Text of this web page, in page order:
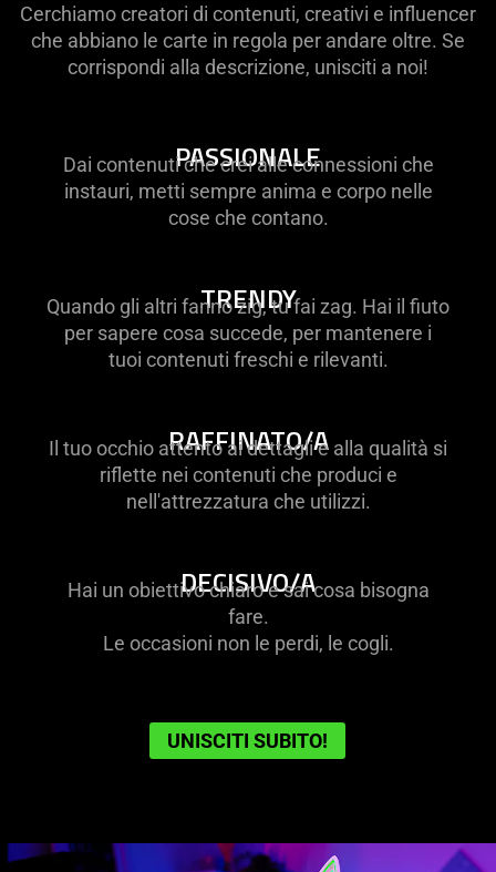
Cerchiamo creatori di contenuti, creativi e influencer
che abbiano le carte in regola per andare oltre. Se
corrispondi alla descrizione, unisciti a noi!
PASSIONALE
Dai contenuti che crei alle connessioni che
instauri, metti sempre anima e corpo nelle
cose che contano.
TRENDY
Quando gli altri fanno zig, tu fai zag. Hai il fiuto
per sapere cosa succede, per mantenere i
tuoi contenuti freschi e rilevanti.
RAFFINATO/A
Il tuo occhio attento ai dettagli e alla qualità si
riflette nei contenuti che produci e
nell'attrezzatura che utilizzi.
DECISIVO/A
Hai un obiettivo chiaro e sai cosa bisogna
fare.
Le occasioni non le perdi, le cogli.
UNISCITI SUBITO!